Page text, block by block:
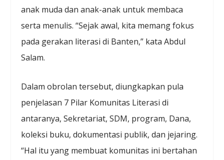
anak muda dan anak-anak untuk membaca
serta menulis. “Sejak awal, kita memang fokus
pada gerakan literasi di Banten,” kata Abdul
Salam.
Dalam obrolan tersebut, diungkapkan pula
penjelasan 7 Pilar Komunitas Literasi di
antaranya, Sekretariat, SDM, program, Dana,
koleksi buku, dokumentasi publik, dan jejaring.
“Hal itu yang membuat komunitas ini bertahan